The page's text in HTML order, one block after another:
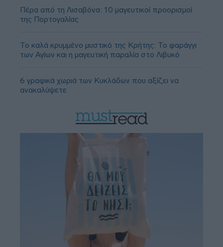
Πέρα από τη Λισαβόνα: 10 μαγευτικοί προορισμοί
της Πορτογαλίας
Το καλά κρυμμένο μυστικό της Κρήτης: Το φαράγγι
των Αγίων και η μαγευτική παραλία στο Λιβυκό
6 γραφικά χωριά των Κυκλάδων που αξίζει να
ανακαλύψετε